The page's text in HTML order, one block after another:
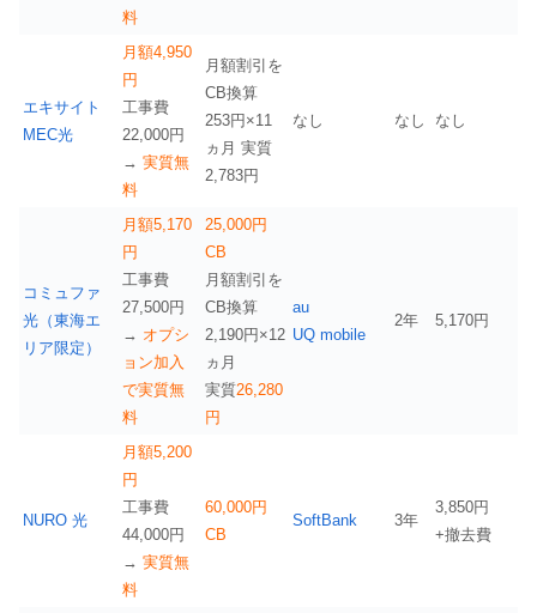
料
エキサイト
MEC光
月額4,950
円
工事費
22,000円
→ 実質無
料
月額割引を
CB換算
253円×11
ヵ月 実質
2,783円
なし なし なし
コミュファ
光（東海エ
リア限定）
月額5,170
円
工事費
27,500円
→ オプシ
ョン加入
で実質無
料
25,000円
CB
月額割引を
CB換算
2,190円×12
ヵ月
実質26,280
円
au
UQ mobile
2年 5,170円
NURO 光
月額5,200
円
工事費
44,000円
→ 実質無
料
60,000円
CB
SoftBank 3年
3,850円
+撤去費